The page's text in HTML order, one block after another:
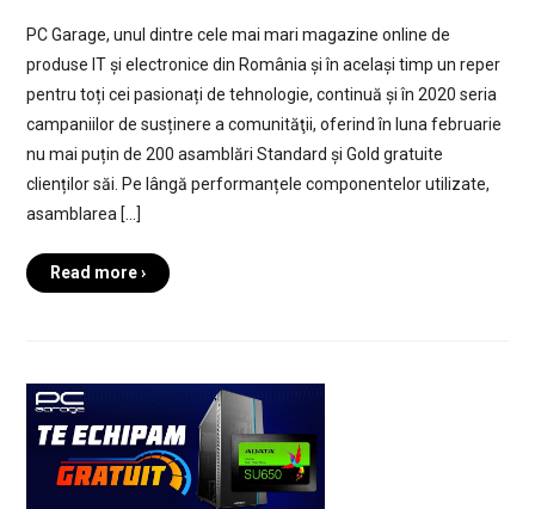
PC Garage, unul dintre cele mai mari magazine online de
produse IT și electronice din România și în același timp un reper
pentru toți cei pasionați de tehnologie, continuă și în 2020 seria
campaniilor de susținere a comunităţii, oferind în luna februarie
nu mai puțin de 200 asamblări Standard și Gold gratuite
clienților săi. Pe lângă performanțele componentelor utilizate,
asamblarea […]
Read more ›